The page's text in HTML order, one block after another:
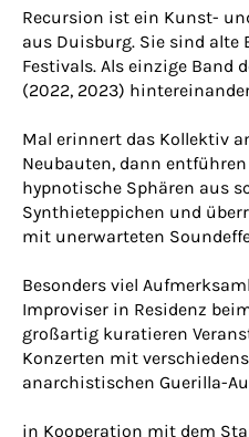
Recursion ist ein Kunst-
aus Duisburg. Sie sind alte
Festivals. Als einzige Band
(2022, 2023)
Mal erinnert das Kollektiv
Neubauten, dann
hypnotische Sphären aus
Synthieteppichen und
mit unerwarteten
Besonders viel
Improviser in Residenz
großartig kuratieren
Konzerten mit
anarchistischen Guerilla-
in Kooperation mit dem